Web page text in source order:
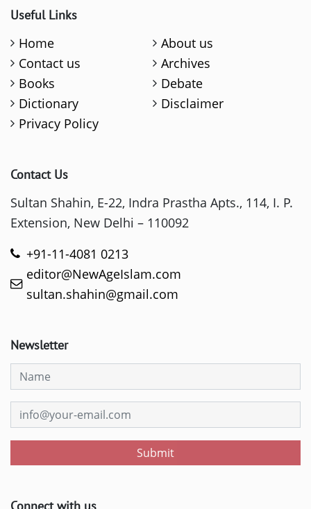
Useful Links
Home
About us
Contact us
Archives
Books
Debate
Dictionary
Disclaimer
Privacy Policy
Contact Us
Sultan Shahin, E-22, Indra Prastha Apts., 114, I. P.
Extension, New Delhi – 110092
+91-11-4081 0213
editor@NewAgeIslam.com
sultan.shahin@gmail.com
Newsletter
Submit